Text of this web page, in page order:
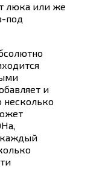
люка или же
под
и
несколько
каждый